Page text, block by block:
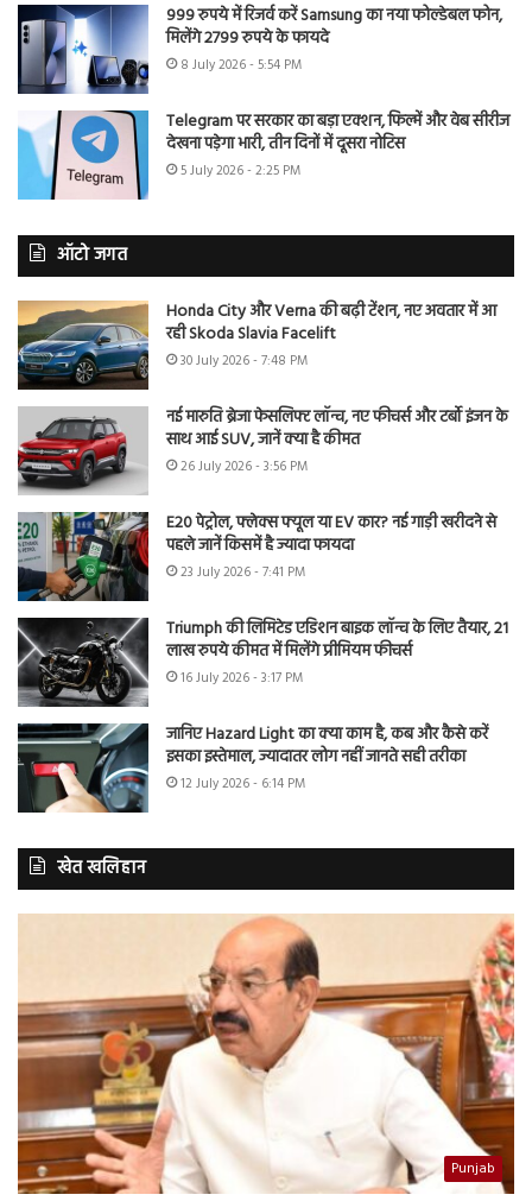
999 रुपये में रिजर्व करें Samsung का नया फोल्डेबल फोन,
मिलेंगे 2799 रुपये के फायदे
8 July 2026 - 5:54 PM
Telegram पर सरकार का बड़ा एक्शन, फिल्में और वेब सीरीज
देखना पड़ेगा भारी, तीन दिनों में दूसरा नोटिस
5 July 2026 - 2:25 PM
ऑटो जगत
Honda City और Verna की बढ़ी टेंशन, नए अवतार में आ
रही Skoda Slavia Facelift
30 July 2026 - 7:48 PM
नई मारुति ब्रेजा फेसलिफ्ट लॉन्च, नए फीचर्स और टर्बो इंजन के
साथ आई SUV, जानें क्या है कीमत
26 July 2026 - 3:56 PM
E20 पेट्रोल, फ्लेक्स फ्यूल या EV कार? नई गाड़ी खरीदने से
पहले जानें किसमें है ज्यादा फायदा
23 July 2026 - 7:41 PM
Triumph की लिमिटेड एडिशन बाइक लॉन्च के लिए तैयार, 21
लाख रुपये कीमत में मिलेंगे प्रीमियम फीचर्स
16 July 2026 - 3:17 PM
जानिए Hazard Light का क्या काम है, कब और कैसे करें
इसका इस्तेमाल, ज्यादातर लोग नहीं जानते सही तरीका
12 July 2026 - 6:14 PM
खेत खलिहान
Punjab